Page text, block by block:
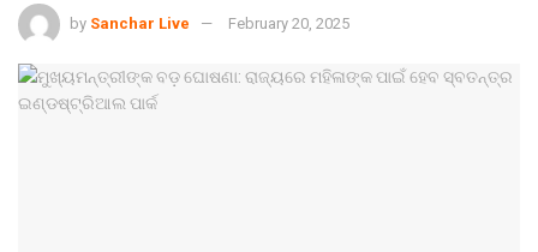
by Sanchar Live February 20, 2025